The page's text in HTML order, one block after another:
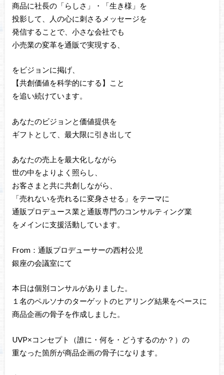
商品に社長の「らしさ」・「生き様」を
投影して、人の心に刺さるメッセージを
発信することで、小さな会社でも
小売業の変革を通販で実現する、
をビジョンに掲げ、
【共創価値を科学的にする】こと
を追い続けています。
あなたのビジョンと価値提供を
ギフトとして、最大限に引き出して
あなたの売上を最大化しながら
世の中をよりよく照らし、
お客さまと共に共創しながら、
「売れないを売れるに変身させる」をテーマに
通販プロデュース業と通販専門のコンサルティング業
をメインに支援活動しています。
From：通販プロデューサーの西村公児
銀座の会議室にて
本日は個別コンサルがありました。
１名のペルソナのターゲットのヒアリング結果をベースに
商品企画の骨子を作成しました。
UVP×コンセプト（誰に・何を・どうするのか？）の
重なった箇所が商品企画の骨子になります。